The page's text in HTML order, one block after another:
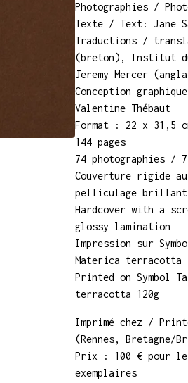
Photographies /
Texte / Text: Jane
Traductions /
(breton), Institut
Jeremy Mercer
Conception
Valentine Thébaut
Format : 22 x 31,5
144 pages
74 photographies /
Couverture rigide
pelliculage brillant
Hardcover with a
glossy lamination
Impression sur
Materica terracotta
Printed on Symbol
terracotta 120g
Imprimé chez /
(Rennes, Bretagne/
Prix : 100 € pour
exemplaires